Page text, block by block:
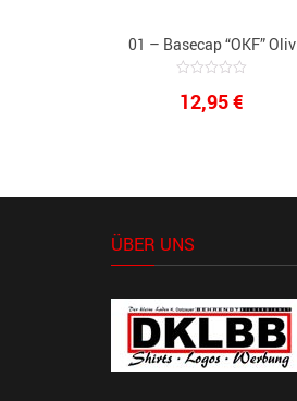
01 – Basecap “OKF” Oliv
out
of
12,95€
ÜBER UNS